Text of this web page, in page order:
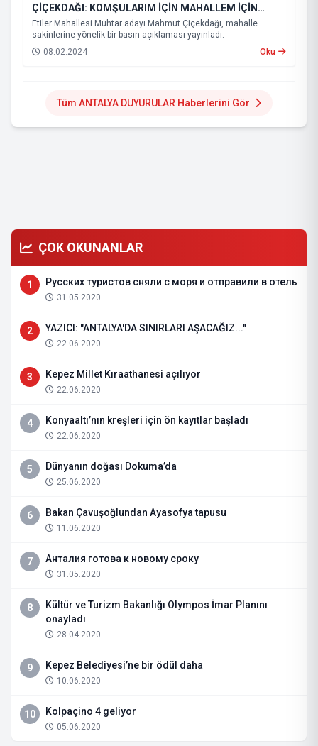
ÇİÇEKDAĞI: KOMŞULARIM İÇİN MAHALLEM İÇİN
ÇOCUKLARIMIZ İÇİN EVET
Etiler Mahallesi Muhtar adayı Mahmut Çiçekdağı, mahalle
sakinlerine yönelik bir basın açıklaması yayınladı.
08.02.2024
Oku
Tüm ANTALYA DUYURULAR Haberlerini Gör
ÇOK OKUNANLAR
1 Русских туристов сняли с моря и отправили в отель
31.05.2020
2 YAZICI: "ANTALYA'DA SINIRLARI AŞACAĞIZ..."
22.06.2020
3 Kepez Millet Kıraathanesi açılıyor
22.06.2020
4 Konyaaltı’nın kreşleri için ön kayıtlar başladı
22.06.2020
5 Dünyanın doğası Dokuma’da
25.06.2020
6 Bakan Çavuşoğlundan Ayasofya tapusu
11.06.2020
7 Анталия готова к новому сроку
31.05.2020
8
Kültür ve Turizm Bakanlığı Olympos İmar Planını
onayladı
28.04.2020
9 Kepez Belediyesi’ne bir ödül daha
10.06.2020
10 Kolpaçino 4 geliyor
05.06.2020